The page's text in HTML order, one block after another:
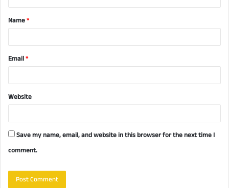
t
*Name*
Email*
Website
Save my name, email, and website in this browser for the next time I
comment.